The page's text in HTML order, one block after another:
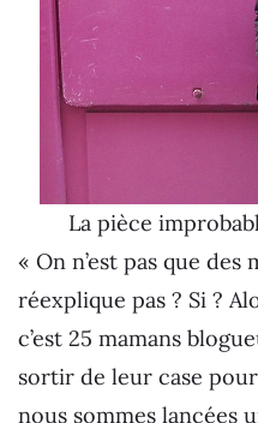
La pièce
« On n’est pas que
réexplique pas ? Si ?
c’est 25 mamans
sortir de leur case
nous sommes lancées